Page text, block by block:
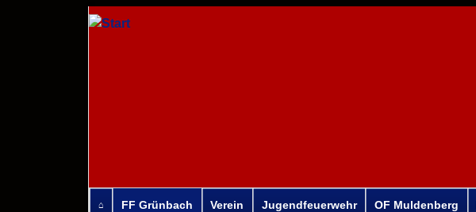
FF Grünbach Verein Jugendfeuerwehr OF Muldenberg